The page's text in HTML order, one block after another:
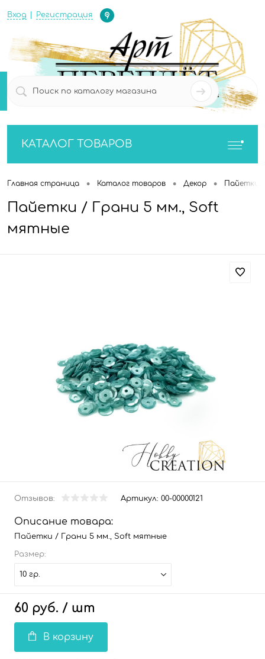
Вход Регистрация
Определение
0
КАТАЛОГ ТОВАРОВ
Главная страница • Каталог товаров • Декор • Пайетки
Пайетки / Грани 5 мм., Soft
мятные
Отзывов: Артикул: 00-00000121
Описание товара:
Пайетки / Грани 5 мм., Soft мятные
Размер:
10 гр.
60 руб. / шт
В корзину